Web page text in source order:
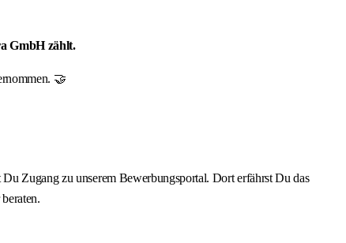
GmbH zählt.
🤝
Zugang zu unserem Bewerbungsportal. Dort erfährst Du das